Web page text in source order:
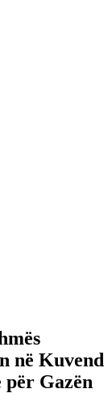
në Kuvend
Gazën